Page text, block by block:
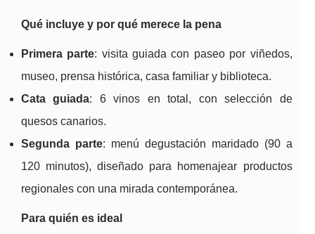
Qué incluye y por qué merece la pena
Primera parte: visita guiada con paseo por viñedos,
museo, prensa histórica, casa familiar y biblioteca.
Cata guiada: 6 vinos en total, con selección de
quesos canarios.
Segunda parte: menú degustación maridado (90 a
120 minutos), diseñado para homenajear productos
regionales con una mirada contemporánea.
Para quién es ideal